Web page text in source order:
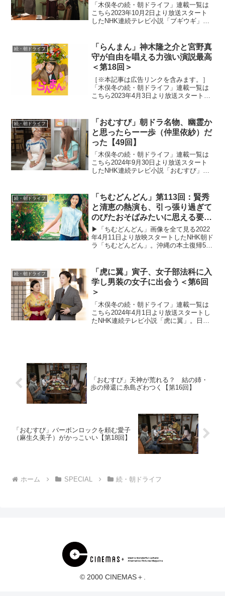
「木俣冬の続・朝ドライフ」連載一覧は
こちら2023年10月2日より放送スタート
したNHK連続テレビ小説「ブギウギ」。
をモデルにオリジナルストーリーで描く
本作。小さい頃か...
続・朝ドライフ
「らんまん」神木隆之介と宮野真
守が自由を唱える力強い演説最高
＜第18回＞
［※本記事は広告リンクを含みます。］
「木俣冬の続・朝ドライフ」連載一覧は
こちら2023年4月3日より放送スタートし
出身の植物学者・牧野富太郎の人生をモ
デルにオリジナルス...
続・朝ドライフ
「おむすび」朝ドラ名物、幽霊か
と思ったらーー歩（仲里依紗）だ
った【49回】
「木俣冬の続・朝ドライフ」連載一覧は
こちら2024年9月30日より放送スタート
したNHK連続テレビ小説「おむすび」。
岡・糸島で両親や祖父母と共に暮らして
いた...
続・朝ドライフ
「ちむどんどん」第113回：賢秀
と清恵の熱演も、引っ張り過ぎて
のびたおそばみたいに思える要因
とは
▶︎「ちむどんどん」画像を全て見る2022
年4月11日より放映スタートしたNHK朝ド
ラ「ちむどんどん」。沖縄の本土復帰50
主人公と支え合う兄妹たちの絆を描くス
トーリー。...
続・朝ドライフ
「虎に翼」寅子、女子部法科に入
学し男装の女子に出会う＜第6回
＞
「木俣冬の続・朝ドライフ」連載一覧は
こちら2024年4月1日より放送スタートし
たNHK連続テレビ小説「虎に翼」。日本
「おむすび」天神が荒れる？ 結の姉・
歩の帰還に糸島ざわつく【第16回】
「おむすび」バーボンロックを頼む愛子
（麻生久美子）がかっこいい【第18回】
ホーム SPECIAL 続・朝ドライフ
© 2000 CINEMAS＋.